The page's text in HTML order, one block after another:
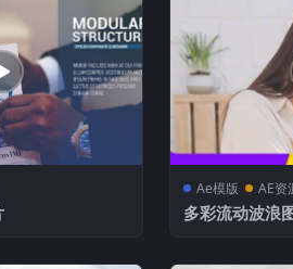
Ae模版 AE资
多彩流动波浪